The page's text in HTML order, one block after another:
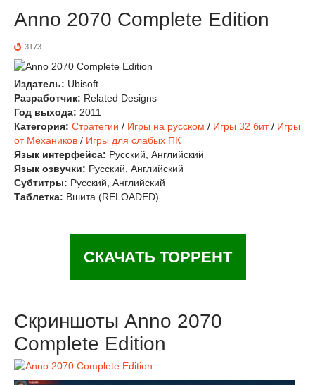
Anno 2070 Complete Edition
3173
Издатель: Ubisoft
Разработчик: Related Designs
Год выхода: 2011
Категория: Стратегии / Игры на русском / Игры 32 бит/ Игры
от Механиков / Игры для слабых ПК
Язык интерфейса: Русский, Английский
Язык озвучки: Русский, Английский
Субтитры: Русский, Английский
Таблетка: Вшита (RELOADED)
СКАЧАТЬ ТОРРЕНТ
Скриншоты Anno 2070
Complete Edition